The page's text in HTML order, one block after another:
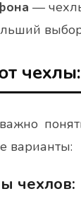
—
варианты:
чехлов: